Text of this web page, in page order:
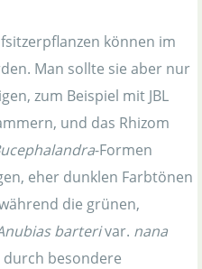
können im
Man sollte sie aber nur
zum Beispiel mit JBL
und das Rhizom
-Formen
eher dunklen Farbtönen
die grünen,
barterivar. nana
besondere